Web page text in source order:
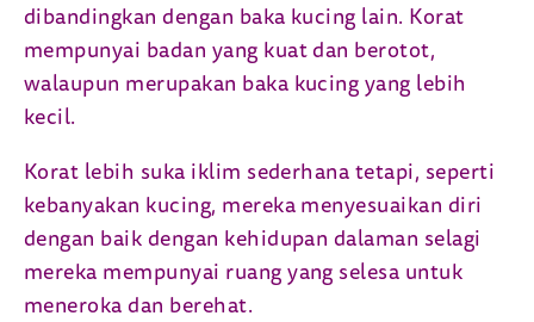
dibandingkan dengan baka kucing lain. Korat
mempunyai badan yang kuat dan berotot,
walaupun merupakan baka kucing yang lebih
kecil.
Korat lebih suka iklim sederhana tetapi, seperti
kebanyakan kucing, mereka menyesuaikan diri
dengan baik dengan kehidupan dalaman selagi
mereka mempunyai ruang yang selesa untuk
meneroka dan berehat.